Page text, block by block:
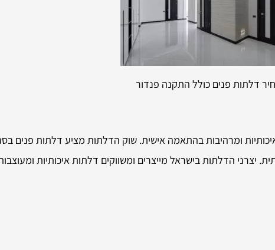
דלתות פנים כולל התקנה פנדור
ומרהיבות בהתאמה אישית. שוק הדלתות מציע דלתות פנים
יצרני הדלתות בישראל מייצרים ומשווקים דלתות איכותיות